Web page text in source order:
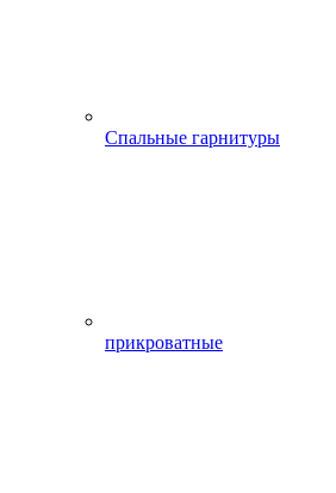
Спальные гарнитуры
прикроватные